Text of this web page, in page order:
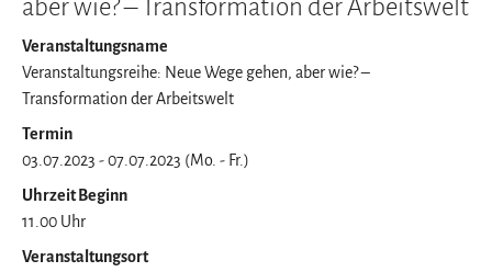
aber wie? – Transformation der Arbeitswelt
Veranstaltungsname
Veranstaltungsreihe: Neue Wege gehen, aber wie? –
Transformation der Arbeitswelt
Termin
03.07.2023 - 07.07.2023 (Mo. - Fr.)
Uhrzeit Beginn
11.00 Uhr
Veranstaltungsort